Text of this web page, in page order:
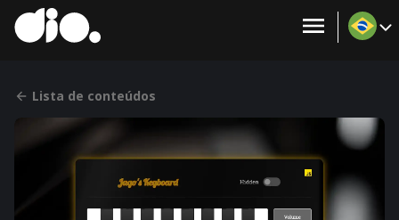
Lista de conteúdos